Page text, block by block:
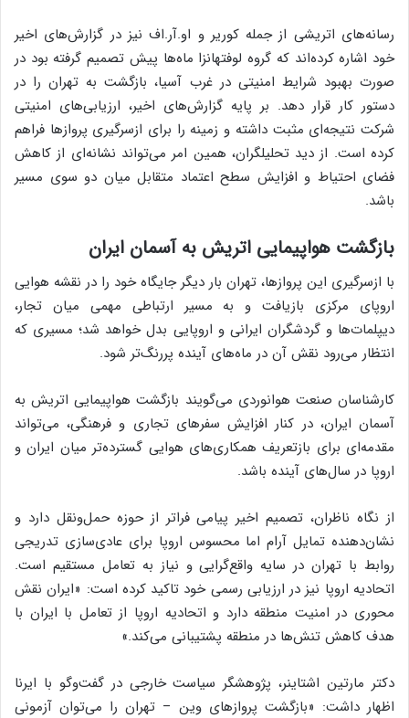
رسانه‌های اتریشی از جمله کوریر و او.آر.اف نیز در گزارش‌های اخیر
خود اشاره کرده‌اند که گروه لوفتهانزا ماه‌ها پیش تصمیم گرفته بود در
صورت بهبود شرایط امنیتی در غرب آسیا، بازگشت به تهران را در
دستور کار قرار دهد. بر پایه گزارش‌های اخیر، ارزیابی‌های امنیتی
شرکت نتیجه‌ای مثبت داشته و زمینه را برای ازسرگیری پروازها فراهم
کرده است. از دید تحلیلگران، همین امر می‌تواند نشانه‌ای از کاهش
فضای احتیاط و افزایش سطح اعتماد متقابل میان دو سوی مسیر
باشد.
بازگشت هواپیمایی اتریش به آسمان ایران
با ازسرگیری این پروازها، تهران بار دیگر جایگاه خود را در نقشه هوایی
اروپای مرکزی بازیافت و به مسیر ارتباطی مهمی میان تجار،
دیپلمات‌ها و گردشگران ایرانی و اروپایی بدل خواهد شد؛ مسیری که
انتظار می‌رود نقش آن در ماه‌های آینده پررنگ‌تر شود.
کارشناسان صنعت هوانوردی می‌گویند بازگشت هواپیمایی اتریش به
آسمان ایران، در کنار افزایش سفرهای تجاری و فرهنگی، می‌تواند
مقدمه‌ای برای بازتعریف همکاری‌های هوایی گسترده‌تر میان ایران و
اروپا در سال‌های آینده باشد.
از نگاه ناظران، تصمیم اخیر پیامی فراتر از حوزه حمل‌ونقل دارد و
نشان‌دهنده تمایل آرام اما محسوس اروپا برای عادی‌سازی تدریجی
روابط با تهران در سایه واقع‌گرایی و نیاز به تعامل مستقیم است.
اتحادیه اروپا نیز در ارزیابی رسمی خود تاکید کرده است: «ایران نقش
محوری در امنیت منطقه دارد و اتحادیه اروپا از تعامل با ایران با
هدف کاهش تنش‌ها در منطقه پشتیبانی می‌کند.»
دکتر مارتین اشتاینر، پژوهشگر سیاست خارجی در گفت‌وگو با ایرنا
اظهار داشت: «بازگشت پروازهای وین – تهران را می‌توان آزمونی